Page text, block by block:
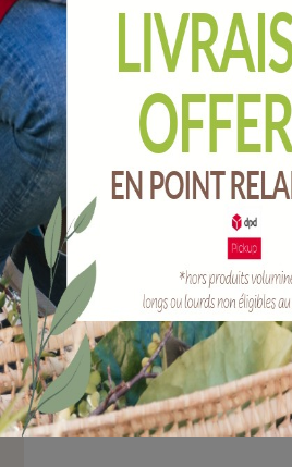
Collier de serrage
18 à 28 mm par 50.
Ref : ACCSFV828
Quantité :
Unité
-